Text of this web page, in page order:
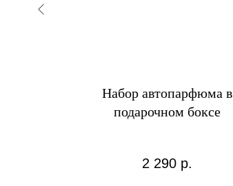
Набор автопарфюма в
подарочном боксе
2 290 р.